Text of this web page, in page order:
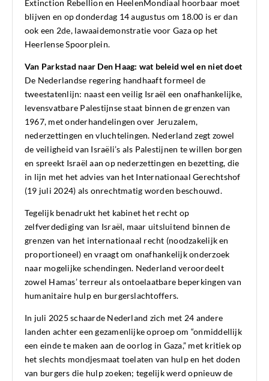
Extinction Rebellion en HeelenMondiaal hoorbaar moet
blijven en op donderdag 14 augustus om 18.00 is er dan
ook een 2de, lawaaidemonstratie voor Gaza op het
Heerlense Spoorplein.
Van Parkstad naar Den Haag: wat beleid wel en niet doet
De Nederlandse regering handhaaft formeel de
tweestatenlijn: naast een veilig Israël een onafhankelijke,
levensvatbare Palestijnse staat binnen de grenzen van
1967, met onderhandelingen over Jeruzalem,
nederzettingen en vluchtelingen. Nederland zegt zowel
de veiligheid van Israëli’s als Palestijnen te willen borgen
en spreekt Israël aan op nederzettingen en bezetting, die
in lijn met het advies van het Internationaal Gerechtshof
(19 juli 2024) als onrechtmatig worden beschouwd.
Tegelijk benadrukt het kabinet het recht op
zelfverdediging van Israël, maar uitsluitend binnen de
grenzen van het internationaal recht (noodzakelijk en
proportioneel) en vraagt om onafhankelijk onderzoek
naar mogelijke schendingen. Nederland veroordeelt
zowel Hamas’ terreur als ontoelaatbare beperkingen van
humanitaire hulp en burgerslachtoffers.
In juli 2025 schaarde Nederland zich met 24 andere
landen achter een gezamenlijke oproep om “onmiddellijk
een einde te maken aan de oorlog in Gaza,” met kritiek op
het slechts mondjesmaat toelaten van hulp en het doden
van burgers die hulp zoeken; tegelijk werd opnieuw de